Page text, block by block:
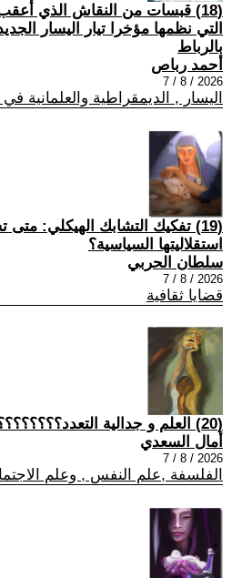
(18) قبسات من النقاش الذي
التي نظمها مؤخرا تيار اليسار
بالرباط
أحمد رباص
2026 / 8 / 7
اليسار , الديمقراطية والعلمانية
(19) تفكيك التشابك الهيكلي:
استقلاليتها السياسية؟
سلطان الحربي
2026 / 8 / 7
قضايا ثقافية
(20) العلم و جدالية التعدد؟؟؟؟؟؟؟؟؟؟؟؟؟؟
أمال السعدي
2026 / 8 / 7
الفلسفة ,علم النفس , وعلم